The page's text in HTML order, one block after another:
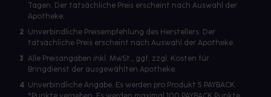
Tagen. Der tatsächliche Preis erscheint nach Auswahl der
Apotheke.
2 Unverbindliche Preisempfehlung des Herstellers. Der
tatsächliche Preis erscheint nach Auswahl der Apotheke.
3 Alle Preisangaben inkl. MwSt., ggf. zzgl. Kosten für
Bringdienst der ausgewählten Apotheke.
4 Unverbindliche Angabe. Es werden pro Produkt 5 PAYBACK